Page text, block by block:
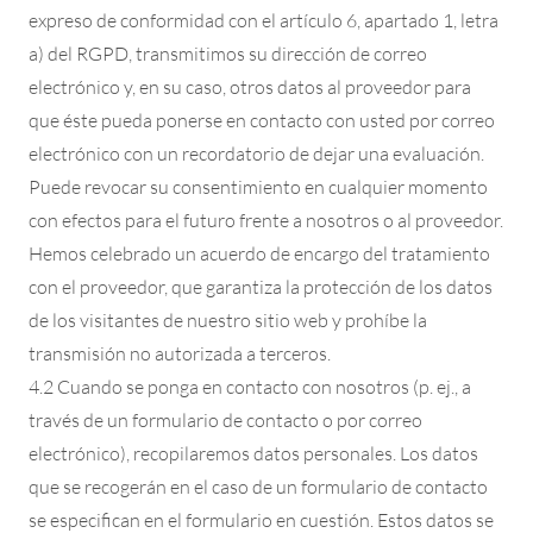
expreso de conformidad con el artículo 6, apartado 1, letra
a) del RGPD, transmitimos su dirección de correo
electrónico y, en su caso, otros datos al proveedor para
que éste pueda ponerse en contacto con usted por correo
electrónico con un recordatorio de dejar una evaluación.
Puede revocar su consentimiento en cualquier momento
con efectos para el futuro frente a nosotros o al proveedor.
Hemos celebrado un acuerdo de encargo del tratamiento
con el proveedor, que garantiza la protección de los datos
de los visitantes de nuestro sitio web y prohíbe la
transmisión no autorizada a terceros.
4.2 Cuando se ponga en contacto con nosotros (p. ej., a
través de un formulario de contacto o por correo
electrónico), recopilaremos datos personales. Los datos
que se recogerán en el caso de un formulario de contacto
se especifican en el formulario en cuestión. Estos datos se